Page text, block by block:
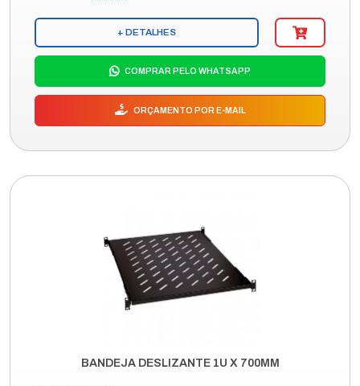
+ DETALHES
COMPRAR PELO WHATSAPP
ORÇAMENTO POR E-MAIL
BANDEJA DESLIZANTE 1U X 700MM